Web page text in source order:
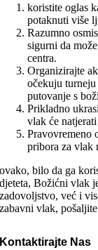
koristite oglas
potaknuti više
Razumno
sigurni da
centra.
Organizirajte
očekuju
putovanje s
Prikladno
vlak će
Pravovremeno
pribora za vlak
ovako, bilo da ga
djeteta, Božićni vlak
zadovoljstvo, već i
zabavni vlak,
Kontaktirajte Nas